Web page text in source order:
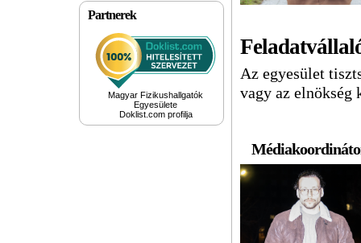
Partnerek
Magyar Fizikushallgatók
Egyesülete
Doklist.com profilja
Az egyesület
vagy az elnökség